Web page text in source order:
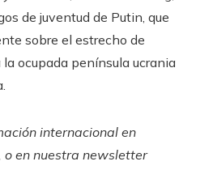
de juventud de Putin, que
sobre el estrecho de
la ocupada península ucrania
internacional en
o en nuestra newsletter